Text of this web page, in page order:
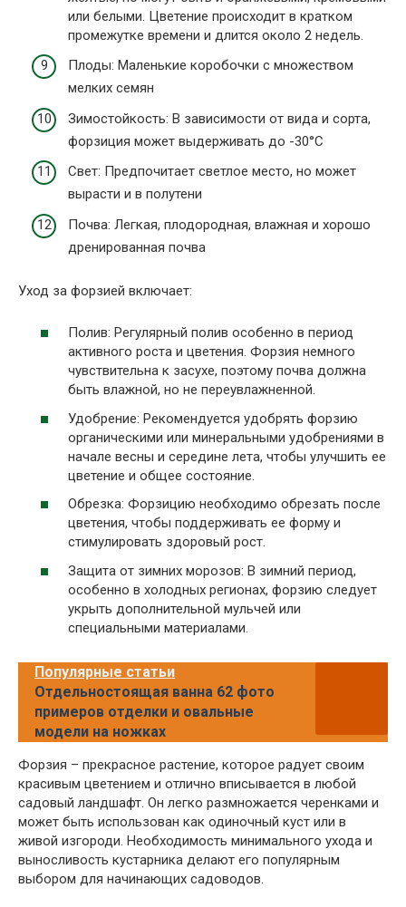
или белыми. Цветение происходит в кратком
промежутке времени и длится около 2 недель.
Плоды: Маленькие коробочки с множеством
мелких семян
Зимостойкость: В зависимости от вида и сорта,
форзиция может выдерживать до -30°C
Свет: Предпочитает светлое место, но может
вырасти и в полутени
Почва: Легкая, плодородная, влажная и хорошо
дренированная почва
Уход за форзией включает:
Полив: Регулярный полив особенно в период
активного роста и цветения. Форзия немного
чувствительна к засухе, поэтому почва должна
быть влажной, но не переувлажненной.
Удобрение: Рекомендуется удобрять форзию
органическими или минеральными удобрениями в
начале весны и середине лета, чтобы улучшить ее
цветение и общее состояние.
Обрезка: Форзицию необходимо обрезать после
цветения, чтобы поддерживать ее форму и
стимулировать здоровый рост.
Защита от зимних морозов: В зимний период,
особенно в холодных регионах, форзию следует
укрыть дополнительной мульчей или
специальными материалами.
Популярные статьи
Отдельностоящая ванна 62 фото
примеров отделки и овальные
модели на ножках
Форзия – прекрасное растение, которое радует своим
красивым цветением и отлично вписывается в любой
садовый ландшафт. Он легко размножается черенками и
может быть использован как одиночный куст или в
живой изгороди. Необходимость минимального ухода и
выносливость кустарника делают его популярным
выбором для начинающих садоводов.